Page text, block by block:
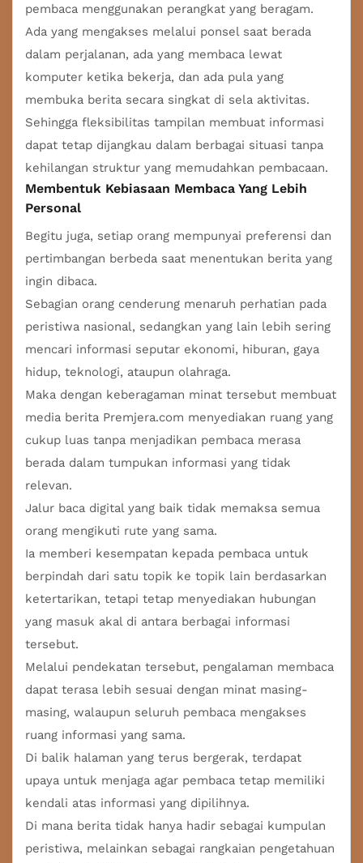
pembaca menggunakan perangkat yang beragam.
Ada yang mengakses melalui ponsel saat berada
dalam perjalanan, ada yang membaca lewat
komputer ketika bekerja, dan ada pula yang
membuka berita secara singkat di sela aktivitas.
Sehingga fleksibilitas tampilan membuat informasi
dapat tetap dijangkau dalam berbagai situasi tanpa
kehilangan struktur yang memudahkan pembacaan.
Membentuk Kebiasaan Membaca Yang Lebih
Personal
Begitu juga, setiap orang mempunyai preferensi dan
pertimbangan berbeda saat menentukan berita yang
ingin dibaca.
Sebagian orang cenderung menaruh perhatian pada
peristiwa nasional, sedangkan yang lain lebih sering
mencari informasi seputar ekonomi, hiburan, gaya
hidup, teknologi, ataupun olahraga.
Maka dengan keberagaman minat tersebut membuat
media berita Premjera.com menyediakan ruang yang
cukup luas tanpa menjadikan pembaca merasa
berada dalam tumpukan informasi yang tidak
relevan.
Jalur baca digital yang baik tidak memaksa semua
orang mengikuti rute yang sama.
Ia memberi kesempatan kepada pembaca untuk
berpindah dari satu topik ke topik lain berdasarkan
ketertarikan, tetapi tetap menyediakan hubungan
yang masuk akal di antara berbagai informasi
tersebut.
Melalui pendekatan tersebut, pengalaman membaca
dapat terasa lebih sesuai dengan minat masing-
masing, walaupun seluruh pembaca mengakses
ruang informasi yang sama.
Di balik halaman yang terus bergerak, terdapat
upaya untuk menjaga agar pembaca tetap memiliki
kendali atas informasi yang dipilihnya.
Di mana berita tidak hanya hadir sebagai kumpulan
peristiwa, melainkan sebagai rangkaian pengetahuan